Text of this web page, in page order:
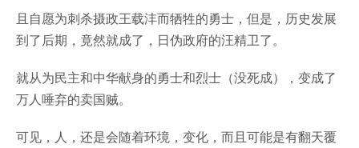
且自愿为刺杀摄政王载沣而牺牲的勇士，但是，历史发展
到了后期，竟然就成了，日伪政府的汪精卫了。
就从为民主和中华献身的勇士和烈士（没死成），变成了
万人唾弃的卖国贼。
可见，人，还是会随着环境，变化，而且可能是有翻天覆